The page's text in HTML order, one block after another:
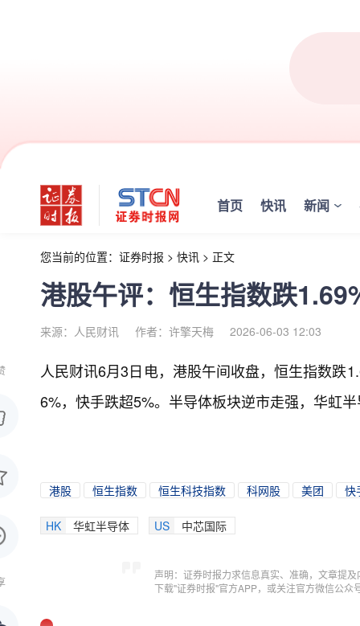
首页 快讯 新闻
您当前的位置： 证券时报 > 快讯 > 正文
港股午评：恒生指数跌
来源：人民财讯 作者：许擎天梅 2026-06-03 12:03
人民财讯6月3日电， 港股午间收盘，恒生指数跌
6%，快手跌超5%。半导体板块逆市走强，华虹
港股 恒生指数 恒生科技指数 科网股 美团 快
HK 华虹半导体 US 中芯国际
声明：证券时报力求信息真实、准确，文章提
下载"证券时报"官方APP，或关注官方微信公